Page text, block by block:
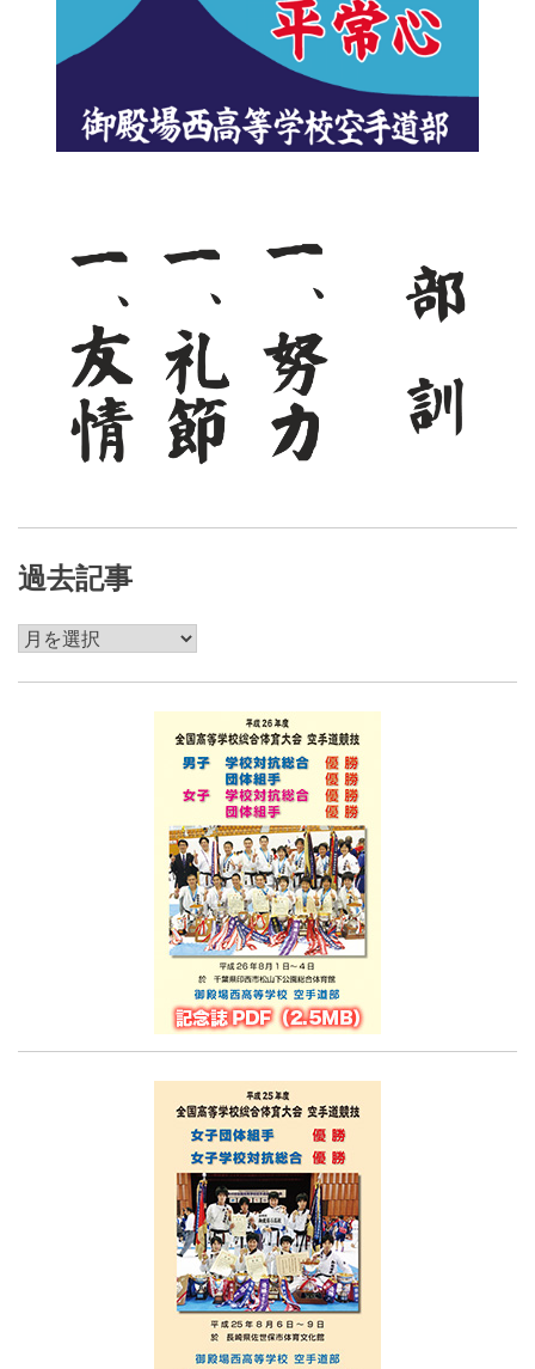
過去記事
過